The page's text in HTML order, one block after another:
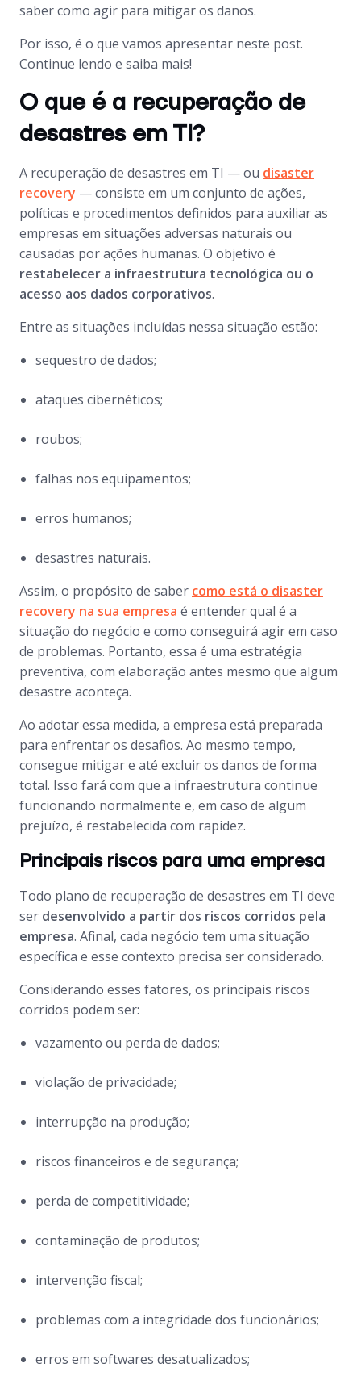
saber como agir para mitigar os danos.
Por isso, é o que vamos apresentar neste post.
Continue lendo e saiba mais!
O que é a recuperação de
desastres em TI?
A recuperação de desastres em TI — ou disaster
recovery — consiste em um conjunto de ações,
políticas e procedimentos definidos para auxiliar as
empresas em situações adversas naturais ou
causadas por ações humanas. O objetivo é
restabelecer a infraestrutura tecnológica ou o
acesso aos dados corporativos.
Entre as situações incluídas nessa situação estão:
sequestro de dados;
ataques cibernéticos;
roubos;
falhas nos equipamentos;
erros humanos;
desastres naturais.
Assim, o propósito de saber como está o disaster
recovery na sua empresa é entender qual é a
situação do negócio e como conseguirá agir em caso
de problemas. Portanto, essa é uma estratégia
preventiva, com elaboração antes mesmo que algum
desastre aconteça.
Ao adotar essa medida, a empresa está preparada
para enfrentar os desafios. Ao mesmo tempo,
consegue mitigar e até excluir os danos de forma
total. Isso fará com que a infraestrutura continue
funcionando normalmente e, em caso de algum
prejuízo, é restabelecida com rapidez.
Principais riscos para uma empresa
Todo plano de recuperação de desastres em TI deve
ser desenvolvido a partir dos riscos corridos pela
empresa. Afinal, cada negócio tem uma situação
específica e esse contexto precisa ser considerado.
Considerando esses fatores, os principais riscos
corridos podem ser:
vazamento ou perda de dados;
violação de privacidade;
interrupção na produção;
riscos financeiros e de segurança;
perda de competitividade;
contaminação de produtos;
intervenção fiscal;
problemas com a integridade dos funcionários;
erros em softwares desatualizados;